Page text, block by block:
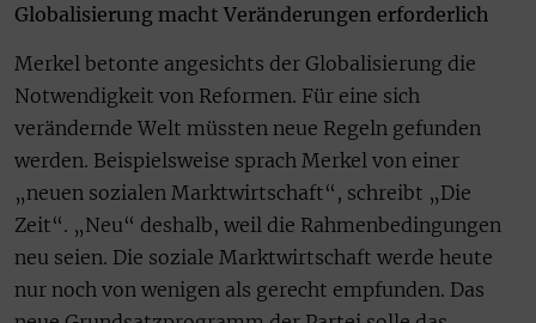
Globalisierung macht Veränderungen erforderlich
Merkel betonte angesichts der Globalisierung die
Notwendigkeit von Reformen. Für eine sich
verändernde Welt müssten neue Regeln gefunden
werden. Beispielsweise sprach Merkel von einer
„neuen sozialen Marktwirtschaft“, schreibt „Die
Zeit“. „Neu“ deshalb, weil die Rahmenbedingungen
neu seien. Die soziale Marktwirtschaft werde heute
nur noch von wenigen als gerecht empfunden. Das